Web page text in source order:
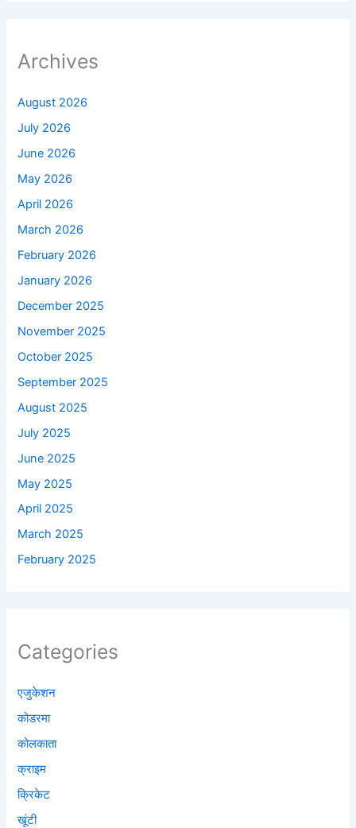
Archives
August 2026
July 2026
June 2026
May 2026
April 2026
March 2026
February 2026
January 2026
December 2025
November 2025
October 2025
September 2025
August 2025
July 2025
June 2025
May 2025
April 2025
March 2025
February 2025
Categories
एजुकेशन
कोडरमा
कोलकाता
क्राइम
क्रिकेट
खूंटी